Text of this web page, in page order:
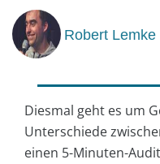
Robert Lemke
Diesmal geht es um
Unterschiede
einen 5-Minuten-